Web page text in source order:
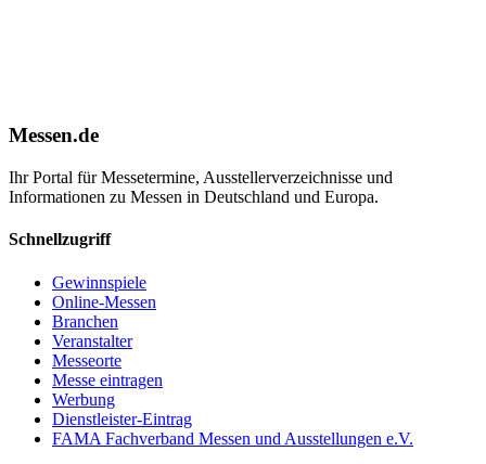
Messen.de
Ihr Portal für Messetermine, Ausstellerverzeichnisse und
Informationen zu Messen in Deutschland und Europa.
Schnellzugriff
Gewinnspiele
Online-Messen
Branchen
Veranstalter
Messeorte
Messe eintragen
Werbung
Dienstleister-Eintrag
FAMA Fachverband Messen und Ausstellungen e.V.